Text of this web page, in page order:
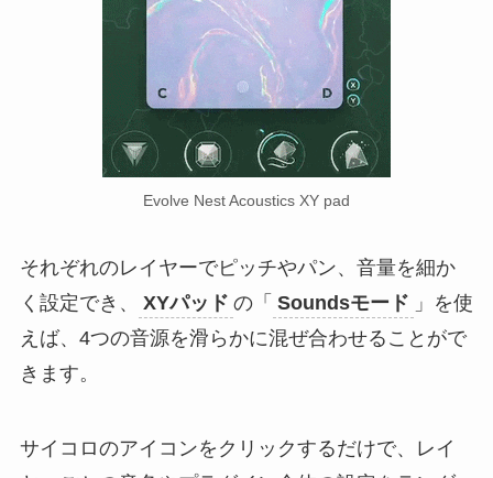
Evolve Nest Acoustics XY pad
それぞれのレイヤーでピッチやパン、音量を細か
く設定でき、
XYパッド の「 Soundsモード 」を使
えば、4つの音源を滑らかに混ぜ合わせることがで
きます。
サイコロのアイコンをクリックするだけで、レイ